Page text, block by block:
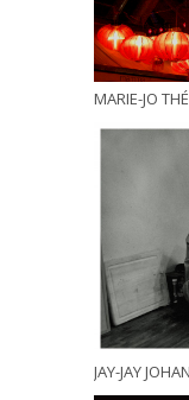
MARIE-JO
JAY-JAY